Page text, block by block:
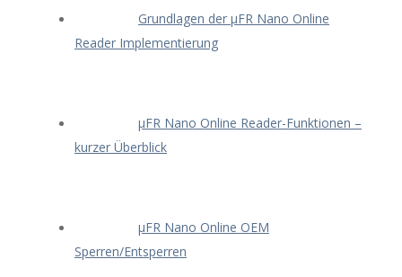
Grundlagen der μFR Nano Online
Reader Implementierung
μFR Nano Online Reader-Funktionen –
kurzer Überblick
μFR Nano Online OEM
Sperren/Entsperren